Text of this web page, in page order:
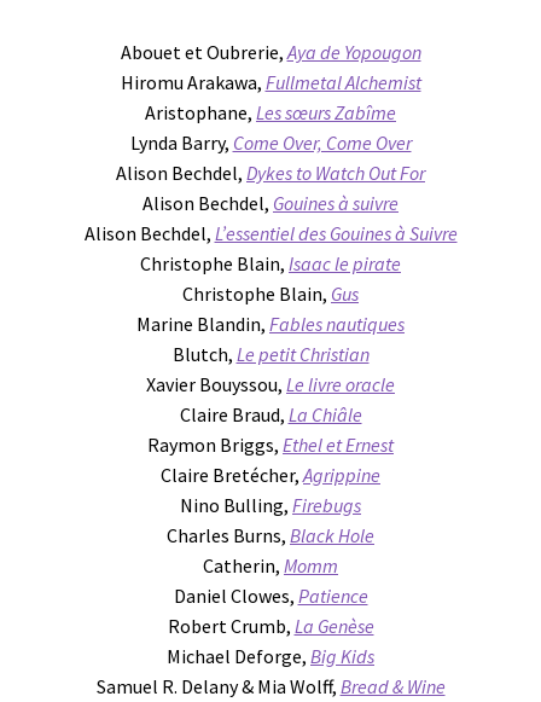
Abouet et Oubrerie, Aya de Yopougon
Hiromu Arakawa, Fullmetal Alchemist
Aristophane, Les sœurs Zabîme
Lynda Barry, Come Over, Come Over
Alison Bechdel, Dykes to Watch Out For
Alison Bechdel, Gouines à suivre
Alison Bechdel, L’essentiel des Gouines à Suivre
Christophe Blain, Isaac le pirate
Christophe Blain, Gus
Marine Blandin, Fables nautiques
Blutch, Le petit Christian
Xavier Bouyssou, Le livre oracle
Claire Braud, La Chiâle
Raymon Briggs, Ethel et Ernest
Claire Bretécher, Agrippine
Nino Bulling, Firebugs
Charles Burns, Black Hole
Catherin, Momm
Daniel Clowes, Patience
Robert Crumb, La Genèse
Michael Deforge, Big Kids
Samuel R. Delany & Mia Wolff, Bread & Wine